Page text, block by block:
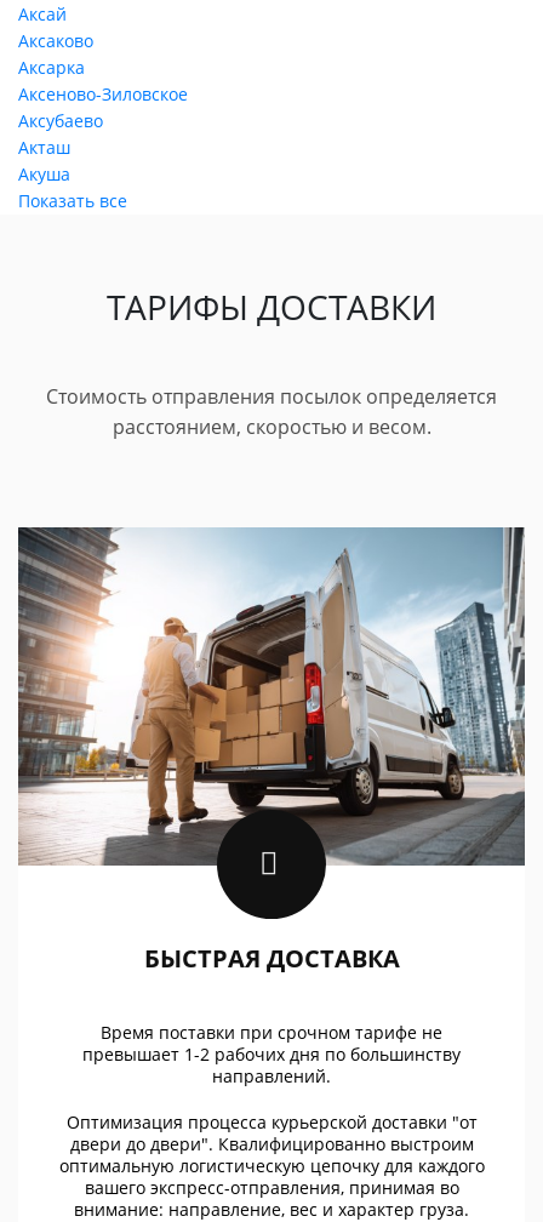
Аксай
Аксаково
Аксарка
Аксеново-Зиловское
Аксубаево
Акташ
Акуша
Показать все
ТАРИФЫ ДОСТАВКИ
Стоимость отправления посылок определяется
расстоянием, скоростью и весом.
БЫСТРАЯ ДОСТАВКА
Время поставки при срочном тарифе не
превышает 1-2 рабочих дня по большинству
направлений.
Оптимизация процесса курьерской доставки "от
двери до двери". Квалифицированно выстроим
оптимальную логистическую цепочку для каждого
вашего экспресс-отправления, принимая во
внимание: направление, вес и характер груза.